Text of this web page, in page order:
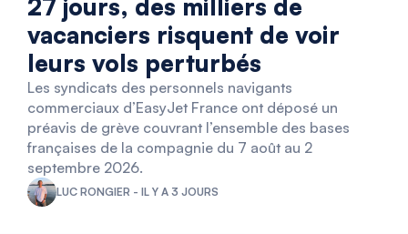
27 jours, des milliers de
vacanciers risquent de voir
leurs vols perturbés
Les syndicats des personnels navigants
commerciaux d’EasyJet France ont déposé un
préavis de grève couvrant l’ensemble des bases
françaises de la compagnie du 7 août au 2
septembre 2026.
LUC RONGIER - IL Y A 3 JOURS